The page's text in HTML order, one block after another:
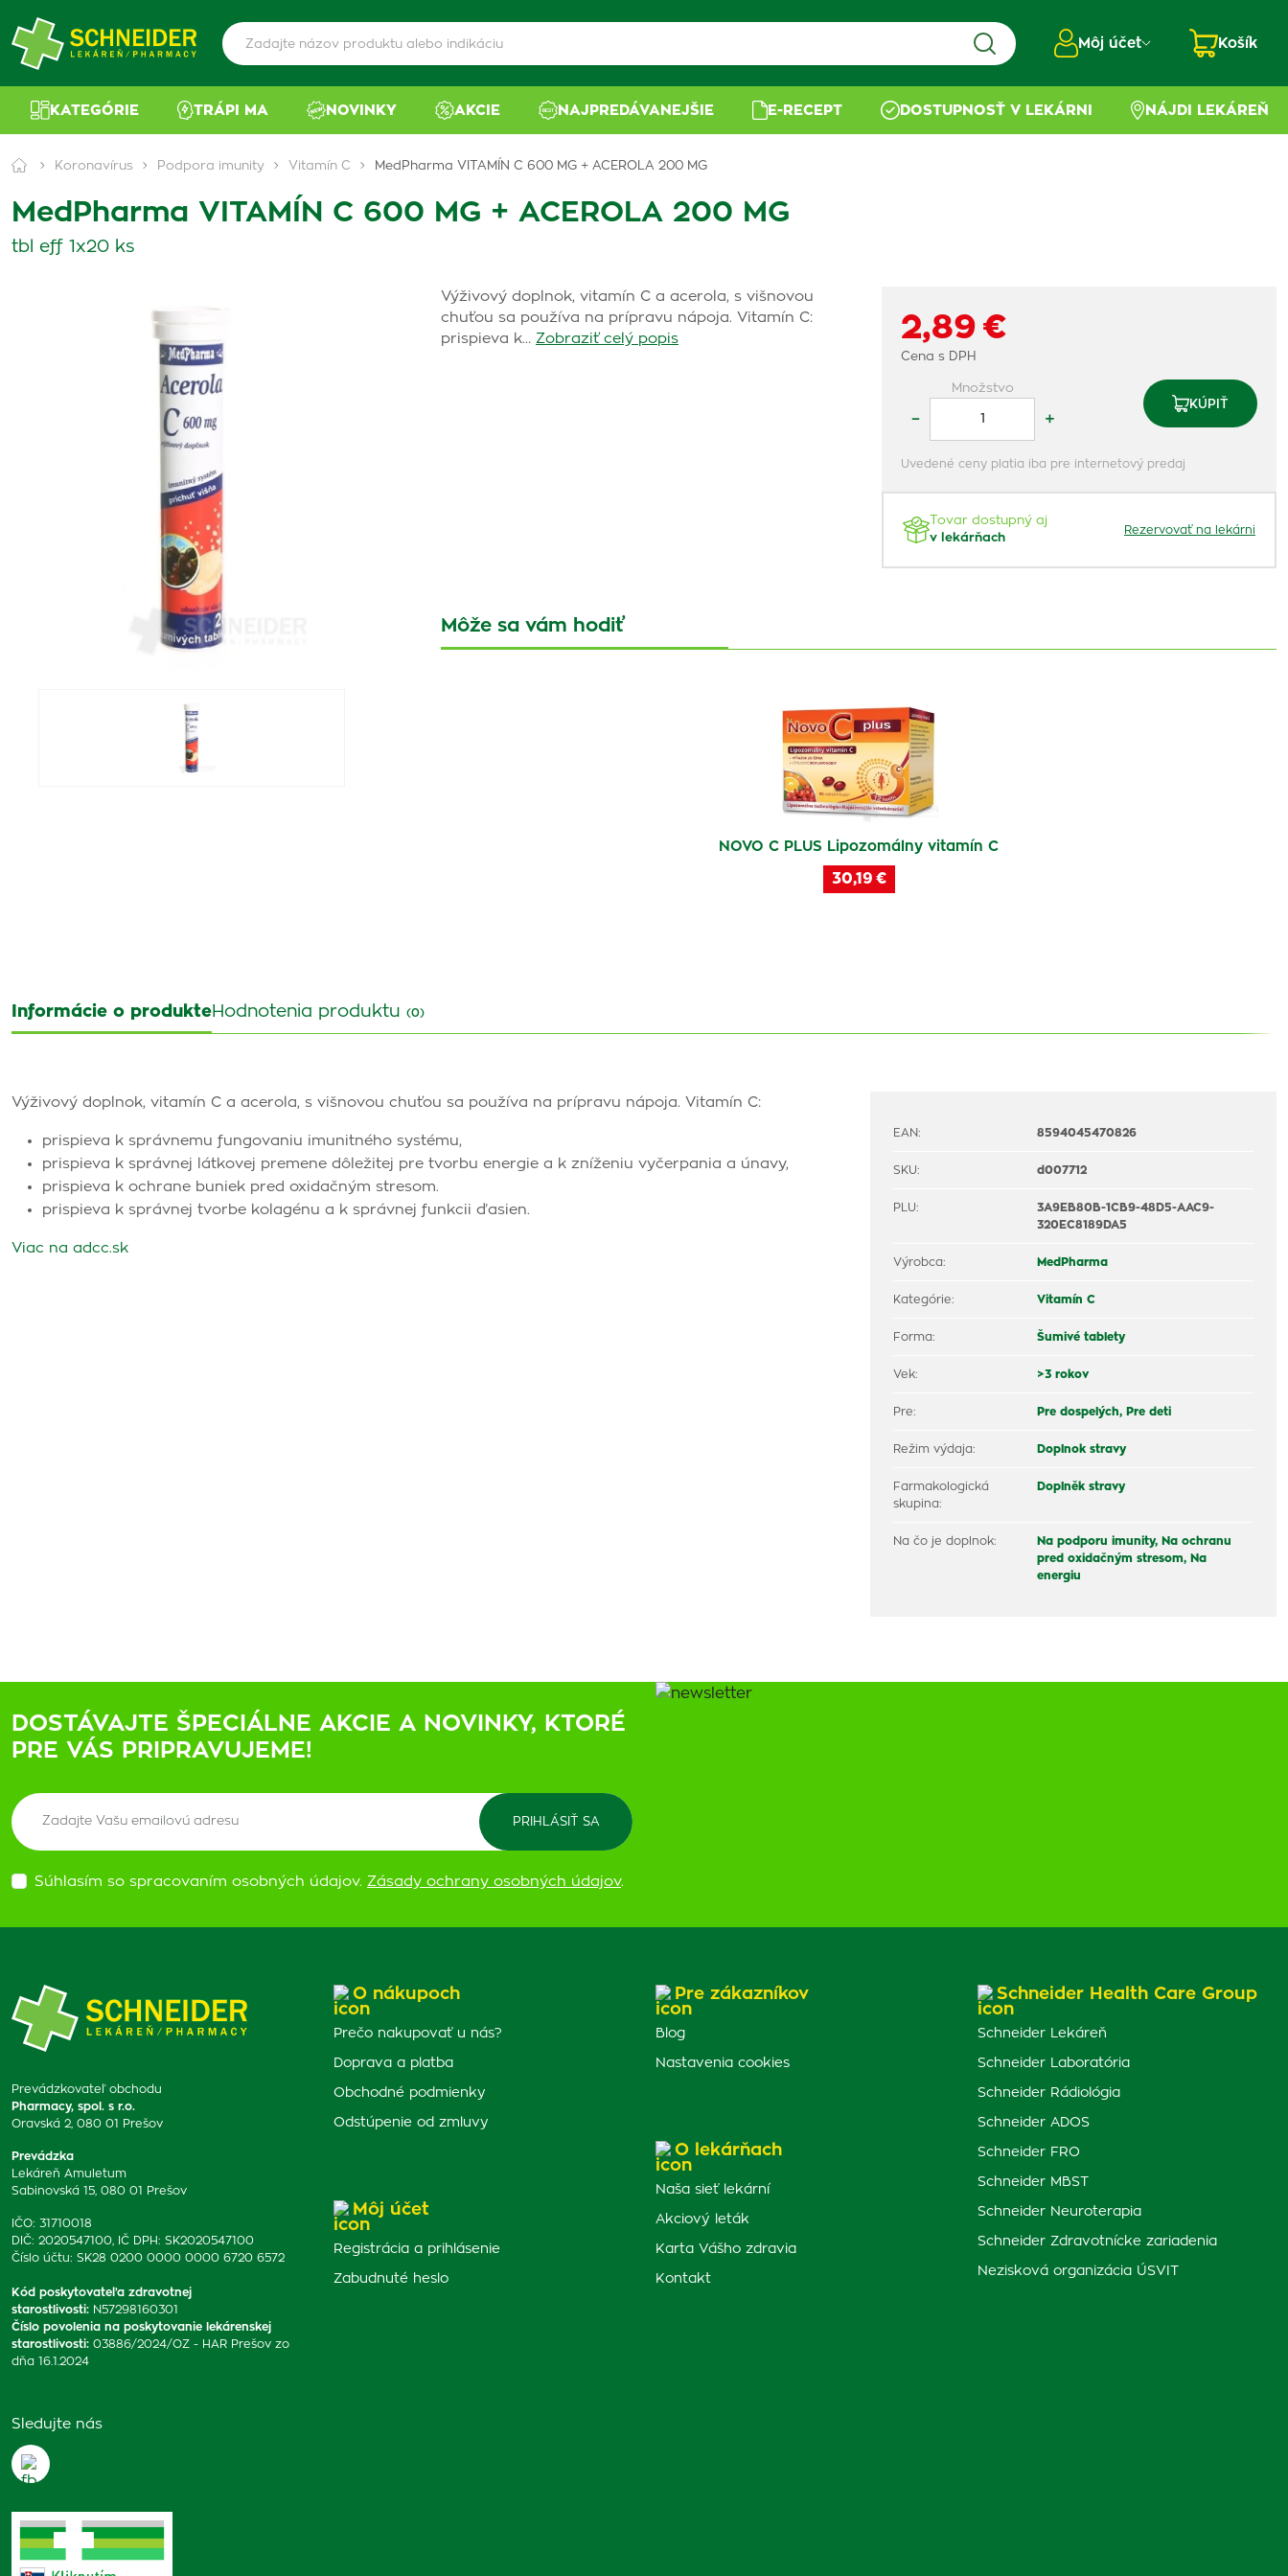
Môj účet Košík
KATEGÓRIE TRÁPI MA NOVINKY AKCIE NAJPREDÁVANEJŠIE E-RECEPT DOSTUPNOSŤ V LEKÁRNI NÁJDI LEKÁREŇ
Koronavírus Podpora imunity Vitamín C MedPharma VITAMÍN C 600 MG + ACEROLA 200 MG
MedPharma VITAMÍN C 600 MG + ACEROLA 200 MG
tbl eff 1x20 ks
Výživový doplnok, vitamín C a acerola, s višnovou
chuťou sa používa na prípravu nápoja. Vitamín C:
prispieva k… Zobraziť celý popis 2,89 €
Cena s DPH
Množstvo
– +
KÚPIŤ
Uvedené ceny platia iba pre internetový predaj
Tovar dostupný aj
v lekárňach
Rezervovať na lekárni
Môže sa vám hodiť
NOVO C PLUS Lipozomálny vitamín C
30,19 €
Informácie o produkteHodnotenia produktu (0)
Výživový doplnok, vitamín C a acerola, s višnovou chuťou sa používa na prípravu nápoja. Vitamín C:
prispieva k správnemu fungovaniu imunitného systému,
prispieva k správnej látkovej premene dôležitej pre tvorbu energie a k zníženiu vyčerpania a únavy,
prispieva k ochrane buniek pred oxidačným stresom.
prispieva k správnej tvorbe kolagénu a k správnej funkcii ďasien.
Viac na adcc.sk
EAN: 8594045470826
SKU: d007712
PLU:
3A9EB80B-1CB9-48D5-AAC9-
320EC8189DA5
Výrobca: MedPharma
Kategórie: Vitamín C
Forma: Šumivé tablety
Vek: >3 rokov
Pre: Pre dospelých, Pre deti
Režim výdaja: Doplnok stravy
Farmakologická
skupina:
Doplněk stravy
Na čo je doplnok: Na podporu imunity, Na ochranu
pred oxidačným stresom, Na
energiu
DOSTÁVAJTE ŠPECIÁLNE AKCIE A NOVINKY, KTORÉ
PRE VÁS PRIPRAVUJEME!
Súhlasím so spracovaním osobných údajov. Zásady ochrany osobných údajov.
Prevádzkovateľ obchodu
Pharmacy, spol. s r.o.
Oravská 2, 080 01 Prešov
Prevádzka
Lekáreň Amuletum
Sabinovská 15, 080 01 Prešov
IČO: 31710018
DIČ: 2020547100, IČ DPH: SK2020547100
Číslo účtu: SK28 0200 0000 0000 6720 6572
Kód poskytovateľa zdravotnej
starostlivosti: N57298160301
Číslo povolenia na poskytovanie lekárenskej
starostlivosti: 03886/2024/OZ - HAR Prešov zo
dňa 16.1.2024
Sledujte nás
O nákupoch
Prečo nakupovať u nás?
Doprava a platba
Obchodné podmienky
Odstúpenie od zmluvy
Môj účet
Registrácia a prihlásenie
Zabudnuté heslo
Pre zákazníkov
Blog
Nastavenia cookies
O lekárňach
Naša sieť lekární
Akciový leták
Karta Vášho zdravia
Kontakt
Schneider Health Care Group
Schneider Lekáreň
Schneider Laboratória
Schneider Rádiológia
Schneider ADOS
Schneider FRO
Schneider MBST
Schneider Neuroterapia
Schneider Zdravotnícke zariadenia
Nezisková organizácia ÚSVIT